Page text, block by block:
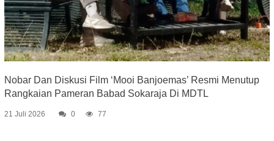
Nobar Dan Diskusi Film ‘Mooi Banjoemas’ Resmi Menutup
Rangkaian Pameran Babad Sokaraja Di MDTL
21 Juli 2026 0 77